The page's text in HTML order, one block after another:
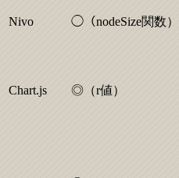
Nivo ◯（nodeSize関数）
Chart.js ◎（r値）